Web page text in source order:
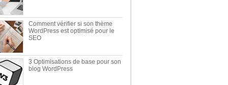
Comment vérifier si son thème
WordPress est optimisé pour le
SEO
3 Optimisations de base pour son
blog WordPress